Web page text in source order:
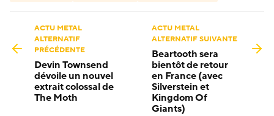
ACTU METAL
ALTERNATIF
PRÉCÉDENTE
Devin Townsend
dévoile un nouvel
extrait colossal de
The Moth
ACTU METAL
ALTERNATIF SUIVANTE
Beartooth sera
bientôt de retour
en France (avec
Silverstein et
Kingdom Of
Giants)